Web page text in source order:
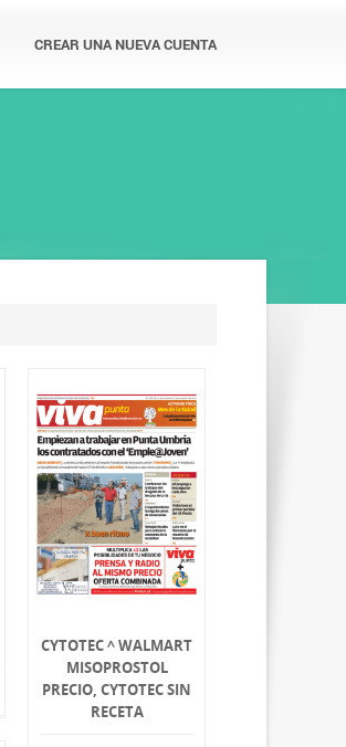
CREAR UNA NUEVA CUENTA
CYTOTEC ^ WALMART
MISOPROSTOL
PRECIO, CYTOTEC SIN
RECETA